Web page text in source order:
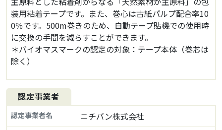
装用粘着テープです。また、巻心は古紙パルプ配合率10
0％です。500m巻きのため、自動テープ貼機での使用時
に交換の手間を減らすことができます。
＊バイオマスマークの認定の対象：テープ本体（巻芯は
除く）
認定事業者
認定事業者名 ニチバン株式会社